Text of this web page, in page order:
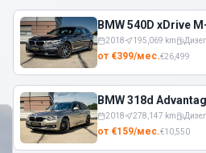
BMW 540D xDrive
2018 195,069 km
от €399/мес.€26,499
BMW 318d
2018 278,147 km
от €159/мес.€10,550